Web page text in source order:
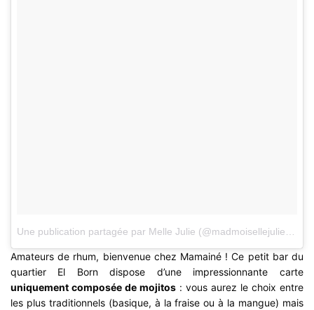
Une publication partagée par Melle Julie (@madmoisellejulie)le
Amateurs de rhum, bienvenue chez Mamainé ! Ce petit bar du
quartier El Born dispose d’une impressionnante carte
uniquement composée de mojitos : vous aurez le choix entre
les plus traditionnels (basique, à la fraise ou à la mangue) mais